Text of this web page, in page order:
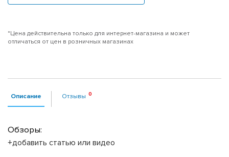
*Цена действительна только для интернет-магазина и может
отличаться от цен в розничных магазинах
Описание Отзывы
Обзоры:
+добавить статью или видео